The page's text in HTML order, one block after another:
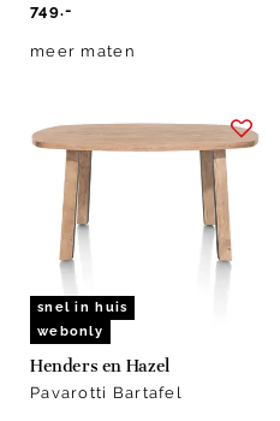
749.-
meer maten
snel in huis
webonly
Henders en Hazel
Pavarotti Bartafel